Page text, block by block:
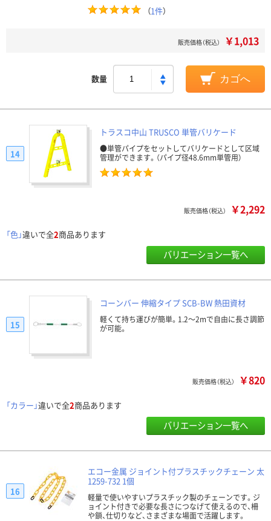
（1件）
販売価格（税込） ￥1,013
数量 カゴへ
トラスコ中山 TRUSCO 単管バリケード
●単管パイプをセットしてバリケードとして区域
管理ができます。（パイプ径48.6mm単管用）
14
販売価格（税込） ￥2,292
「色」違いで全2商品あります
バリエーション一覧へ
コーンバー 伸縮タイプ SCB-BW 熱田資材
軽くて持ち運びが簡単。1.2～2mで自由に長さ調節
が可能。
15
販売価格（税込） ￥820
「カラー」違いで全2商品あります
バリエーション一覧へ
エコー金属 ジョイント付プラスチックチェーン 太
1259-732 1個
軽量で使いやすいプラスチック製のチェーンです。ジ
ョイント付きで必要な長さにつなげて使えるので、柵
や鎖、仕切りなど、さまざまな場面で活躍します。
16